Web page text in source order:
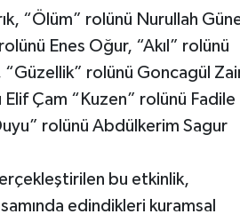
“Ölüm” rolünü Nurullah
Enes Oğur, “Akıl” rolünü
rolünü Goncagül
Çam “Kuzen” rolünü Fadile
rolünü Abdülkerim Sagur
bu etkinlik,
edindikleri kuramsal